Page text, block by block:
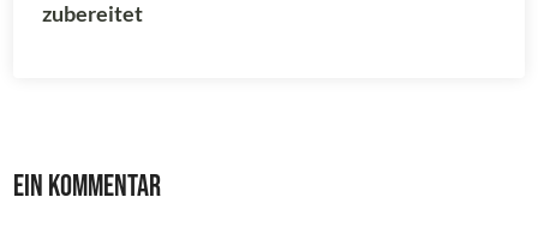
zubereitet
Ein Kommentar